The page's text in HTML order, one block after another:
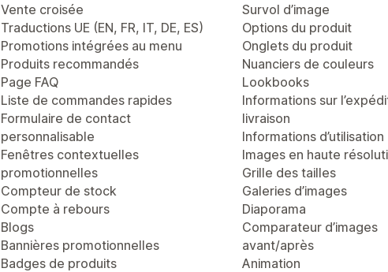
Vente croisée
Traductions UE (EN, FR, IT, DE, ES)
Promotions intégrées au menu
Produits recommandés
Page FAQ
Liste de commandes rapides
Formulaire de contact
personnalisable
Fenêtres contextuelles
promotionnelles
Compteur de stock
Compte à rebours
Blogs
Bannières promotionnelles
Badges de produits
Survol d’image
Options du produit
Onglets du produit
Nuanciers de couleurs
Lookbooks
Informations sur
livraison
Informations d’utilisation
Images en haute
Grille des tailles
Galeries d’images
Diaporama
Comparateur d’images
avant/après
Animation